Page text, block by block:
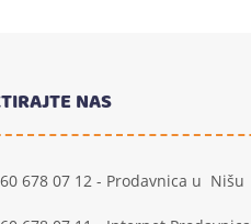
NAS
678 07 12 - Prodavnica u Nišu